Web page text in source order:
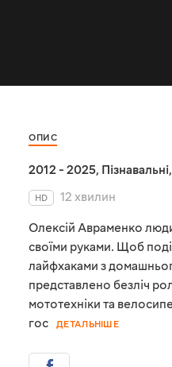
ОПИС
2012 - 2025, Пізнавальні,
HD
12 хвилин
Олексій Авраменко
своїми руками. Щоб
лайфхаками з
представлено безліч
мототехніки та
гос
ДЕТАЛЬНІШЕ